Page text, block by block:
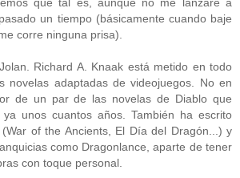
un tiempo (básicamente cuando baje
corre ninguna prisa).
Richard A. Knaak está metido en todo
novelas adaptadas de videojuegos. No en
de un par de las novelas de Diablo que
ya unos cuantos años. También ha escrito
of the Ancients, El Día del Dragón...) y
como Dragonlance, aparte de tener
con toque personal.